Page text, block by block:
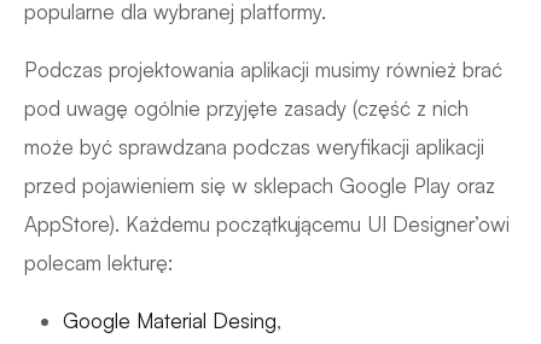
popularne dla wybranej platformy.
Podczas projektowania aplikacji musimy również brać
pod uwagę ogólnie przyjęte zasady (część z nich
może być sprawdzana podczas weryfikacji aplikacji
przed pojawieniem się w sklepach Google Play oraz
AppStore). Każdemu początkującemu UI Designer’owi
polecam lekturę:
Google Material Desing,